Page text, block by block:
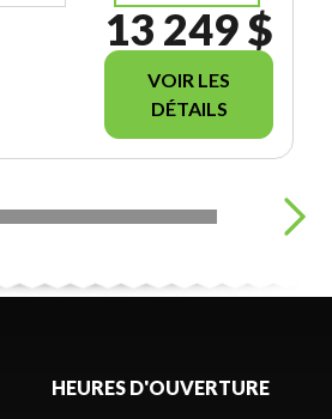
13 249 $
VOIR LES
DÉTAILS
HEURES D'OUVERTURE